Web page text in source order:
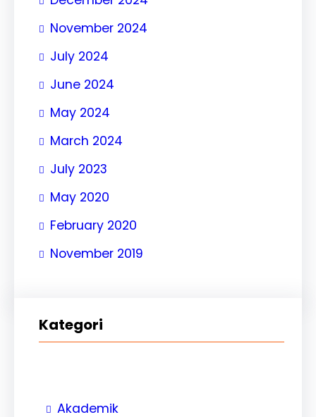
November 2024
July 2024
June 2024
May 2024
March 2024
July 2023
May 2020
February 2020
November 2019
Kategori
Akademik